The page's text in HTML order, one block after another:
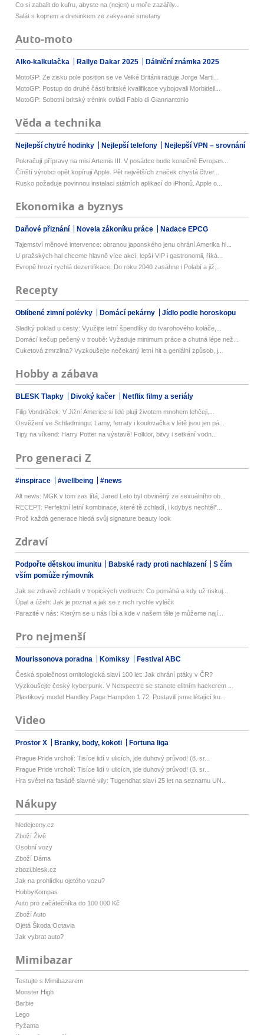
Co si zabalit do kufru, abyste na (nejen) u moře zazářily...
Salát s koprem a dresinkem ze zakysané smetany
Auto-moto
Alko-kalkulačka Rallye Dakar 2025 Dálniční známka 2025
MotoGP: Ze zisku pole position se ve Velké Británii raduje Jorge Marti...
MotoGP: Postup do druhé části britské kvalifikace vybojovali Morbidell...
MotoGP: Sobotní britský trénink ovládl Fabio di Giannantonio
Věda a technika
Nejlepší chytré hodinky Nejlepší telefony Nejlepší VPN – srovnání
Pokračují přípravy na misi Artemis III. V posádce bude konečně Evropan...
Čínští výrobci opět kopírují Apple. Pět největších značek chystá čtver...
Rusko požaduje povinnou instalaci státních aplikací do iPhonů. Apple o...
Ekonomika a byznys
Daňové přiznání Novela zákoníku práce Nadace EPCG
Tajemství měnové intervence: obranou japonského jenu chrání Amerika hl...
U pražských hal chceme hlavně více akcí, lepší VIP i gastronomii, říká...
Evropě hrozí rychlá dezertifikace. Do roku 2040 zasáhne i Polabí a již...
Recepty
Oblíbené zimní polévky Domácí pekárny Jídlo podle horoskopu
Sladký poklad u cesty: Využijte letní špendlíky do tvarohového koláče,...
Domácí kečup pečený v troubě: Vyžaduje minimum práce a chutná lépe než...
Cuketová zmrzlina? Vyzkoušejte nečekaný letní hit a geniální způsob, j...
Hobby a zábava
BLESK Tlapky Divoký kačer Netflix filmy a seriály
Filip Vondrášek: V Jižní Americe si lidé plují životem mnohem lehčeji,...
Osvěžení ve Schladmingu: Lamy, ferraty i koulovačka v létě jsou jen pá...
Tipy na víkend: Harry Potter na výstavě! Folklor, bitvy i setkání vodn...
Pro generaci Z
#inspirace #wellbeing #news
Alt news: MGK v tom zas lítá, Jared Leto byl obviněný ze sexuálního ob...
RECEPT: Perfektní letní kombinace, které tě zchladí, i kdybys nechtěl*...
Proč každá generace hledá svůj signature beauty look
Zdraví
Podpořte dětskou imunitu Babské rady proti nachlazení
S čím
vším pomůže rýmovník
Jak se zdravě zchladit v tropických vedrech: Co pomáhá a kdy už riskuj...
Úpal a úžeh: Jak je poznat a jak se z nich rychle vyléčit
Parazité v nás: Kterým se u nás líbí a kde v našem těle je můžeme nají...
Pro nejmenší
Mourissonova poradna Komiksy Festival ABC
Česká společnost ornitologická slaví 100 let: Jak chrání ptáky v ČR?
Vyzkoušejte český kyberpunk. V Netspectre se stanete elitním hackerem ...
Plastikový model Handley Page Hampden 1:72: Postavili jsme létající ku...
Video
Prostor X Branky, body, kokoti Fortuna liga
Prague Pride vrcholí: Tisíce lidí v ulicích, jde duhový průvod! (8. sr...
Prague Pride vrcholí: Tisíce lidí v ulicích, jde duhový průvod! (8. sr...
Hra světel na fasádě slavné vily: Tugendhat slaví 25 let na seznamu UN...
Nákupy
hledejceny.cz
Zboží Živě
Osobní vozy
Zboží Dáma
zbozi.blesk.cz
Jak na prohlídku ojetého vozu?
HobbyKompas
Auto pro začátečníka do 100 000 Kč
Zboží Auto
Ojetá Škoda Octavia
Jak vybrat auto?
Mimibazar
Testujte s Mimibazarem
Monster High
Barbie
Lego
Pyžama